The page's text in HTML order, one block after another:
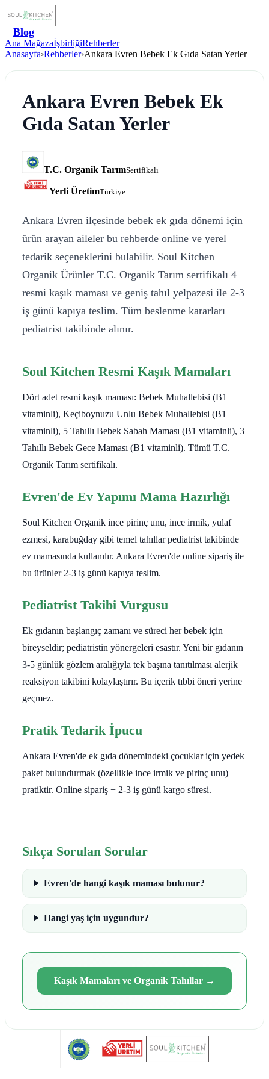
Blog
Ana MağazaİşbirliğiRehberler
Anasayfa›Rehberler›Ankara Evren Bebek Ek Gıda Satan Yerler
Ankara Evren Bebek Ek
Gıda Satan Yerler
T.C. Organik TarımSertifikalı
Yerli ÜretimTürkiye
Ankara Evren ilçesinde bebek ek gıda dönemi için
ürün arayan aileler bu rehberde online ve yerel
tedarik seçeneklerini bulabilir. Soul Kitchen
Organik Ürünler T.C. Organik Tarım sertifikalı 4
resmi kaşık maması ve geniş tahıl yelpazesi ile 2-3
iş günü kapıya teslim. Tüm beslenme kararları
pediatrist takibinde alınır.
Soul Kitchen Resmi Kaşık Mamaları
Dört adet resmi kaşık maması: Bebek Muhallebisi (B1
vitaminli), Keçiboynuzu Unlu Bebek Muhallebisi (B1
vitaminli), 5 Tahıllı Bebek Sabah Maması (B1 vitaminli), 3
Tahıllı Bebek Gece Maması (B1 vitaminli). Tümü T.C.
Organik Tarım sertifikalı.
Evren'de Ev Yapımı Mama Hazırlığı
Soul Kitchen Organik ince pirinç unu, ince irmik, yulaf
ezmesi, karabuğday gibi temel tahıllar pediatrist takibinde
ev mamasında kullanılır. Ankara Evren'de online sipariş ile
bu ürünler 2-3 iş günü kapıya teslim.
Pediatrist Takibi Vurgusu
Ek gıdanın başlangıç zamanı ve süreci her bebek için
bireyseldir; pediatristin yönergeleri esastır. Yeni bir gıdanın
3-5 günlük gözlem aralığıyla tek başına tanıtılması alerjik
reaksiyon takibini kolaylaştırır. Bu içerik tıbbi öneri yerine
geçmez.
Pratik Tedarik İpucu
Ankara Evren'de ek gıda dönemindeki çocuklar için yedek
paket bulundurmak (özellikle ince irmik ve pirinç unu)
pratiktir. Online sipariş + 2-3 iş günü kargo süresi.
Sıkça Sorulan Sorular
Evren'de hangi kaşık maması bulunur?
Hangi yaş için uygundur?
Kaşık Mamaları ve Organik Tahıllar →